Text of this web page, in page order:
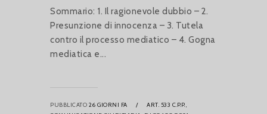
Sommario: 1. Il ragionevole dubbio – 2.
Presunzione di innocenza – 3. Tutela
contro il processo mediatico – 4. Gogna
mediatica e...
PUBBLICATO 26 GIORNI FA /
ART. 533 C.P.P.,